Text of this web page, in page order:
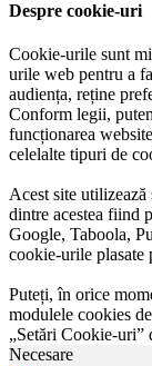
Despre cookie-uri
Cookie-urile sunt
urile web pentru a
audiența, reține
Conform legii,
funcționarea
celelalte tipuri de
Acest site
dintre acestea fiind
Google, Taboola,
cookie-urile plasate
Puteți, în orice
modulele cookies
„Setări Cookie-uri”
Necesare